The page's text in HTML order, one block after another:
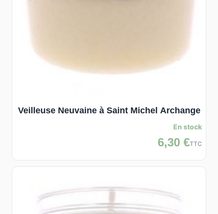
Veilleuse Neuvaine à Saint Michel Archange
En stock
6,30 €TTC